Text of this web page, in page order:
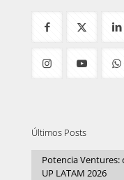
Últimos Posts
Potencia
UP LATAM 2026